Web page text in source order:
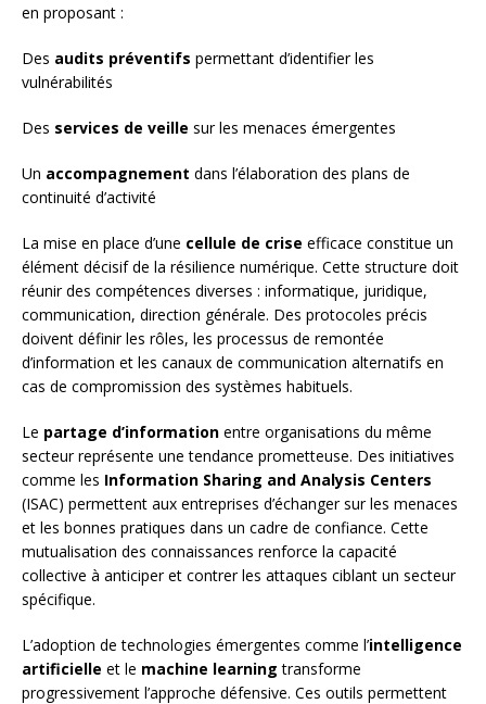
en proposant :
Des audits préventifs permettant d’identifier les
vulnérabilités
Des services de veille sur les menaces émergentes
Un accompagnement dans l’élaboration des plans de
continuité d’activité
La mise en place d’une cellule de crise efficace constitue un
élément décisif de la résilience numérique. Cette structure doit
réunir des compétences diverses : informatique, juridique,
communication, direction générale. Des protocoles précis
doivent définir les rôles, les processus de remontée
d’information et les canaux de communication alternatifs en
cas de compromission des systèmes habituels.
Le partage d’information entre organisations du même
secteur représente une tendance prometteuse. Des initiatives
comme les Information Sharing and Analysis Centers
(ISAC) permettent aux entreprises d’échanger sur les menaces
et les bonnes pratiques dans un cadre de confiance. Cette
mutualisation des connaissances renforce la capacité
collective à anticiper et contrer les attaques ciblant un secteur
spécifique.
L’adoption de technologies émergentes comme l’intelligence
artificielle et le machine learning transforme
progressivement l’approche défensive. Ces outils permettent